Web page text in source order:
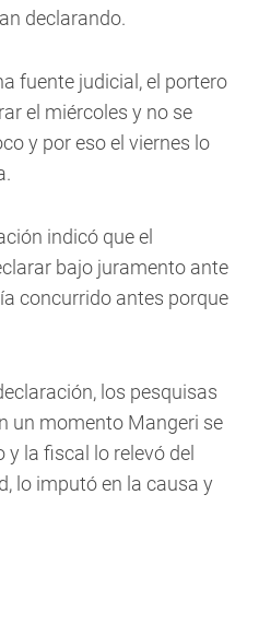
declarando.
fuente judicial, el portero
el miércoles y no se
y por eso el viernes lo
indicó que el
bajo juramento ante
concurrido antes porque
los pesquisas
un momento Mangeri se
la fiscal lo relevó del
lo imputó en la causa y